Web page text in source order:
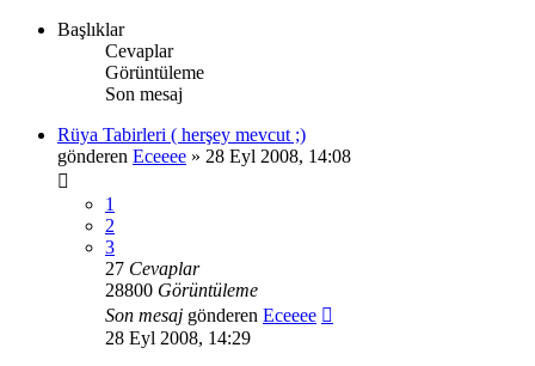
Başlıklar
Cevaplar
Görüntüleme
Son mesaj
Rüya Tabirleri ( herşey mevcut ;)
gönderen Eceeee » 28 Eyl 2008, 14:08
1
2
3
27 Cevaplar
28800 Görüntüleme
Son mesaj gönderen Eceeee
28 Eyl 2008, 14:29